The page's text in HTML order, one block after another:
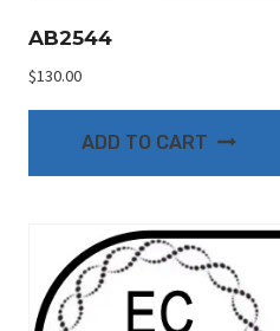
AB2544
$130.00
ADD TO CART